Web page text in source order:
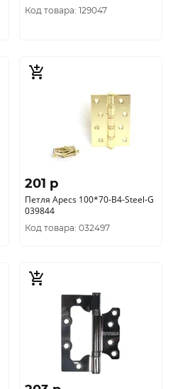
Код товара: 129047
201 p
Петля Apecs 100*70-В4-Steel-G
039844
Код товара: 032497